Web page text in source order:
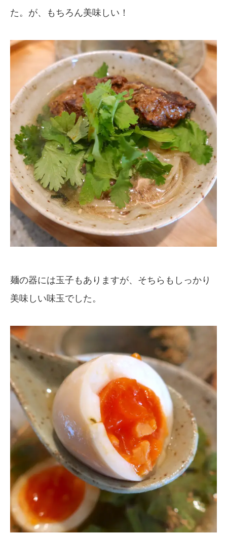
た。が、もちろん美味しい！
麺の器には玉子もありますが、そちらもしっかり
美味しい味玉でした。